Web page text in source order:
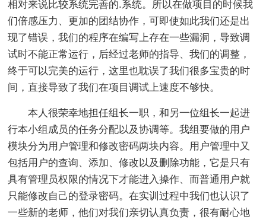
相对来说比较系统完善的.系统。所以在做项目的时候我
们倍感压力、更加的团结协作，可即使如此我们还是出
现了错误，我们的程序在编写上存在一些漏洞，导致调
试时不能正常运行，后经过老师的指导、我们的调整，
终于可以完美的运行，这里也耽误了我们很多宝贵的时
间，直接导致了我们在项目调试上速度不够快。
本人很荣幸地担任组长一职，和另一位组长一起进
行本小组成员的任务分配以及协调等。我组要做的用户
模块分为用户管理和修改密码两块内容。用户管理中又
包括用户的查询、添加、修改以及删除功能，它是只有
具有管理员权限的情况下才能进入操作、而普通用户就
只能修改自己的登录密码。在实训过程中我们也认识了
一些新的老师，他们对我们亲切认真负责，很有耐心地